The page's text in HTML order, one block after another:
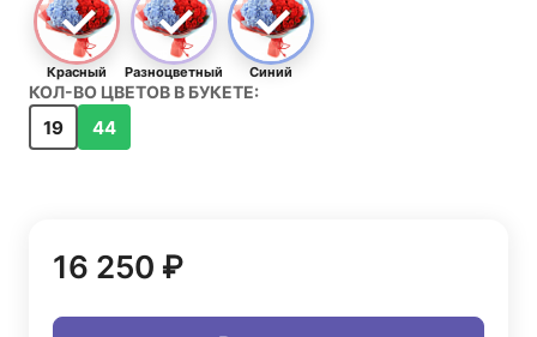
Красный Разноцветный Синий
КОЛ-ВО ЦВЕТОВ В БУКЕТЕ:
19 44
16 250 ₽